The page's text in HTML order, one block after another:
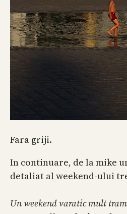
Fara griji.
In continuare, de la mike
detaliat al weekend-ului
Un weekend varatic mult